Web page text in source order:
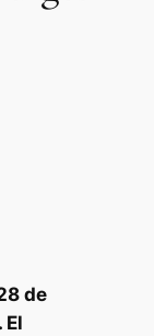
de
El